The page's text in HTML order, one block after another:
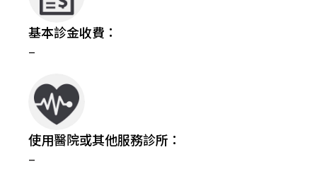
基本診金收費：
–
使用醫院或其他服務診所：
–